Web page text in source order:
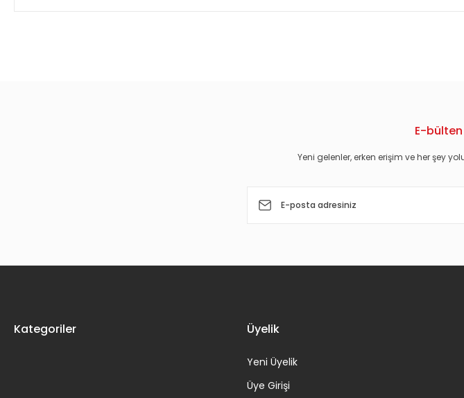
E-
Yeni gelenler, erken erişim ve her şey
Kategoriler Üyelik
Yeni Üyelik
Üye Girişi